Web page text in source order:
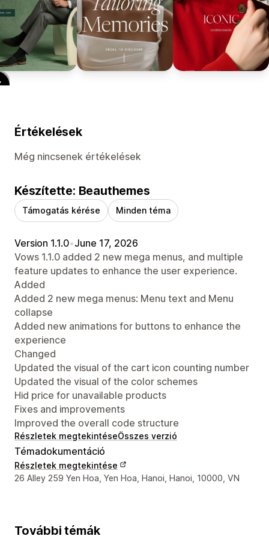
Értékelések
Még nincsenek értékelések
Készítette: Beauthemes
Támogatás kérése Minden téma
Version 1.1.0•June 17, 2026
Vows 1.1.0 added 2 new mega menus, and multiple
feature updates to enhance the user experience.
Added
Added 2 new mega menus: Menu text and Menu
collapse
Added new animations for buttons to enhance the
experience
Changed
Updated the visual of the cart icon counting number
Updated the visual of the color schemes
Hid price for unavailable products
Fixes and improvements
Improved the overall code structure
Részletek megtekintéseÖsszes verzió
Témadokumentáció
Részletek megtekintése
Dizájner kapcsolattartási adatai
26 Alley 259 Yen Hoa, Yen Hoa, Hanoi, Hanoi, 10000, VN
További témák